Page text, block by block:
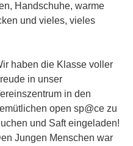
Handschuhe, warme
und vieles, vieles
haben die Klasse voller
in unser
in den
open sp@ce zu
und Saft eingeladen!
Jungen Menschen war